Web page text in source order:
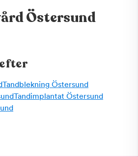
Östersund
Tandblekning Östersund
Tandimplantat Östersund